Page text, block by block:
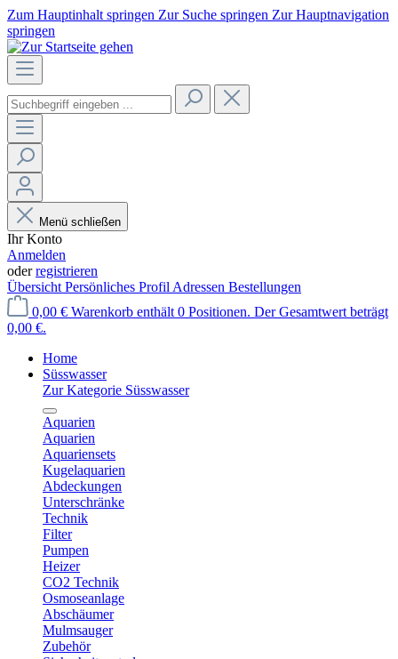
Zum Hauptinhalt springen Zur Suche springen Zur Hauptnavigation
springen
Menü schließen
Ihr Konto
Anmelden
oderregistrieren
Übersicht Persönliches Profil Adressen Bestellungen
0,00 € Warenkorb enthält 0 Positionen. Der Gesamtwert beträgt
0,00 €.
Home
Süsswasser
Zur Kategorie Süsswasser
Aquarien
Aquarien
Aquariensets
Kugelaquarien
Abdeckungen
Unterschränke
Technik
Filter
Pumpen
Heizer
CO2 Technik
Osmoseanlage
Abschäumer
Mulmsauger
Zubehör